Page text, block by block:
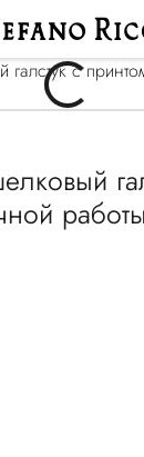
работы